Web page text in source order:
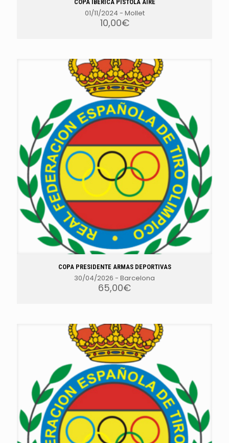
COPA IBERICA PISTOLA AIRE
01/11/2024 - Mollet
10,00€
COPA PRESIDENTE ARMAS DEPORTIVAS
30/04/2026 - Barcelona
65,00€